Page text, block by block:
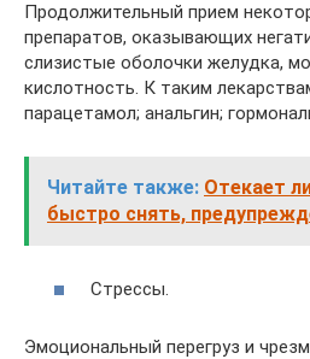
Продолжительный прием
препаратов, оказывающих
слизистые оболочки желудка,
кислотность. К таким
парацетамол; анальгин;
Читайте также: Отекает
быстро снять,
Стрессы.
Эмоциональный перегруз и